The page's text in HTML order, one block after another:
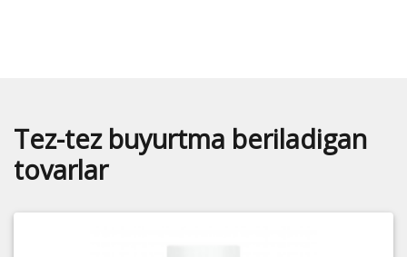
Tez-tez buyurtma beriladigan
tovarlar